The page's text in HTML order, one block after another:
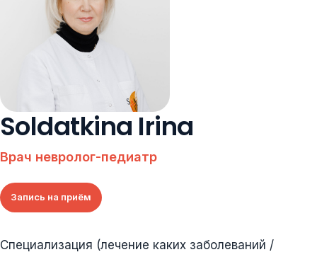
Soldatkina Irina
Врач невролог-педиатр
Запись на приём
Специализация (лечение каких заболеваний /